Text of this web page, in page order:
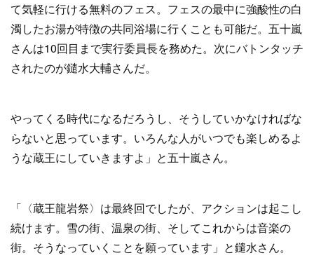
て気軽に行ける無料のフェス。フェスの最中に強酸性の白
濁したお湯が特徴の共同浴場に行くことも可能だ。五十嵐
さんは10回目まで実行委員長を務めた。次にバトンタッチ
されたのが鑓水大輔さんだ。
やってくる時代になるだろうし、そうしていかなければな
らないと思っています。いろんな人がいつでも楽しめるよ
うな蔵王にしていきますよ」と五十嵐さん。
「〈蔵王龍岩祭〉は最終回でしたが、アクションは起こし
続けます。雪の街、温泉の街、そしてこれからは音楽の
街。そうなっていくことを願っています」と鑓水さん。